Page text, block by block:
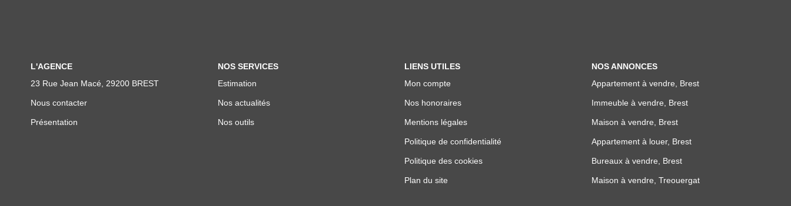
L'AGENCE
23 Rue Jean Macé, 29200 BREST
Nous contacter
Présentation
NOS SERVICES
Estimation
Nos actualités
Nos outils
LIENS UTILES
Mon compte
Nos honoraires
Mentions légales
Politique de confidentialité
Politique des cookies
Plan du site
NOS ANNONCES
Appartement à vendre, Brest
Immeuble à vendre, Brest
Maison à vendre, Brest
Appartement à louer, Brest
Bureaux à vendre, Brest
Maison à vendre, Treouergat